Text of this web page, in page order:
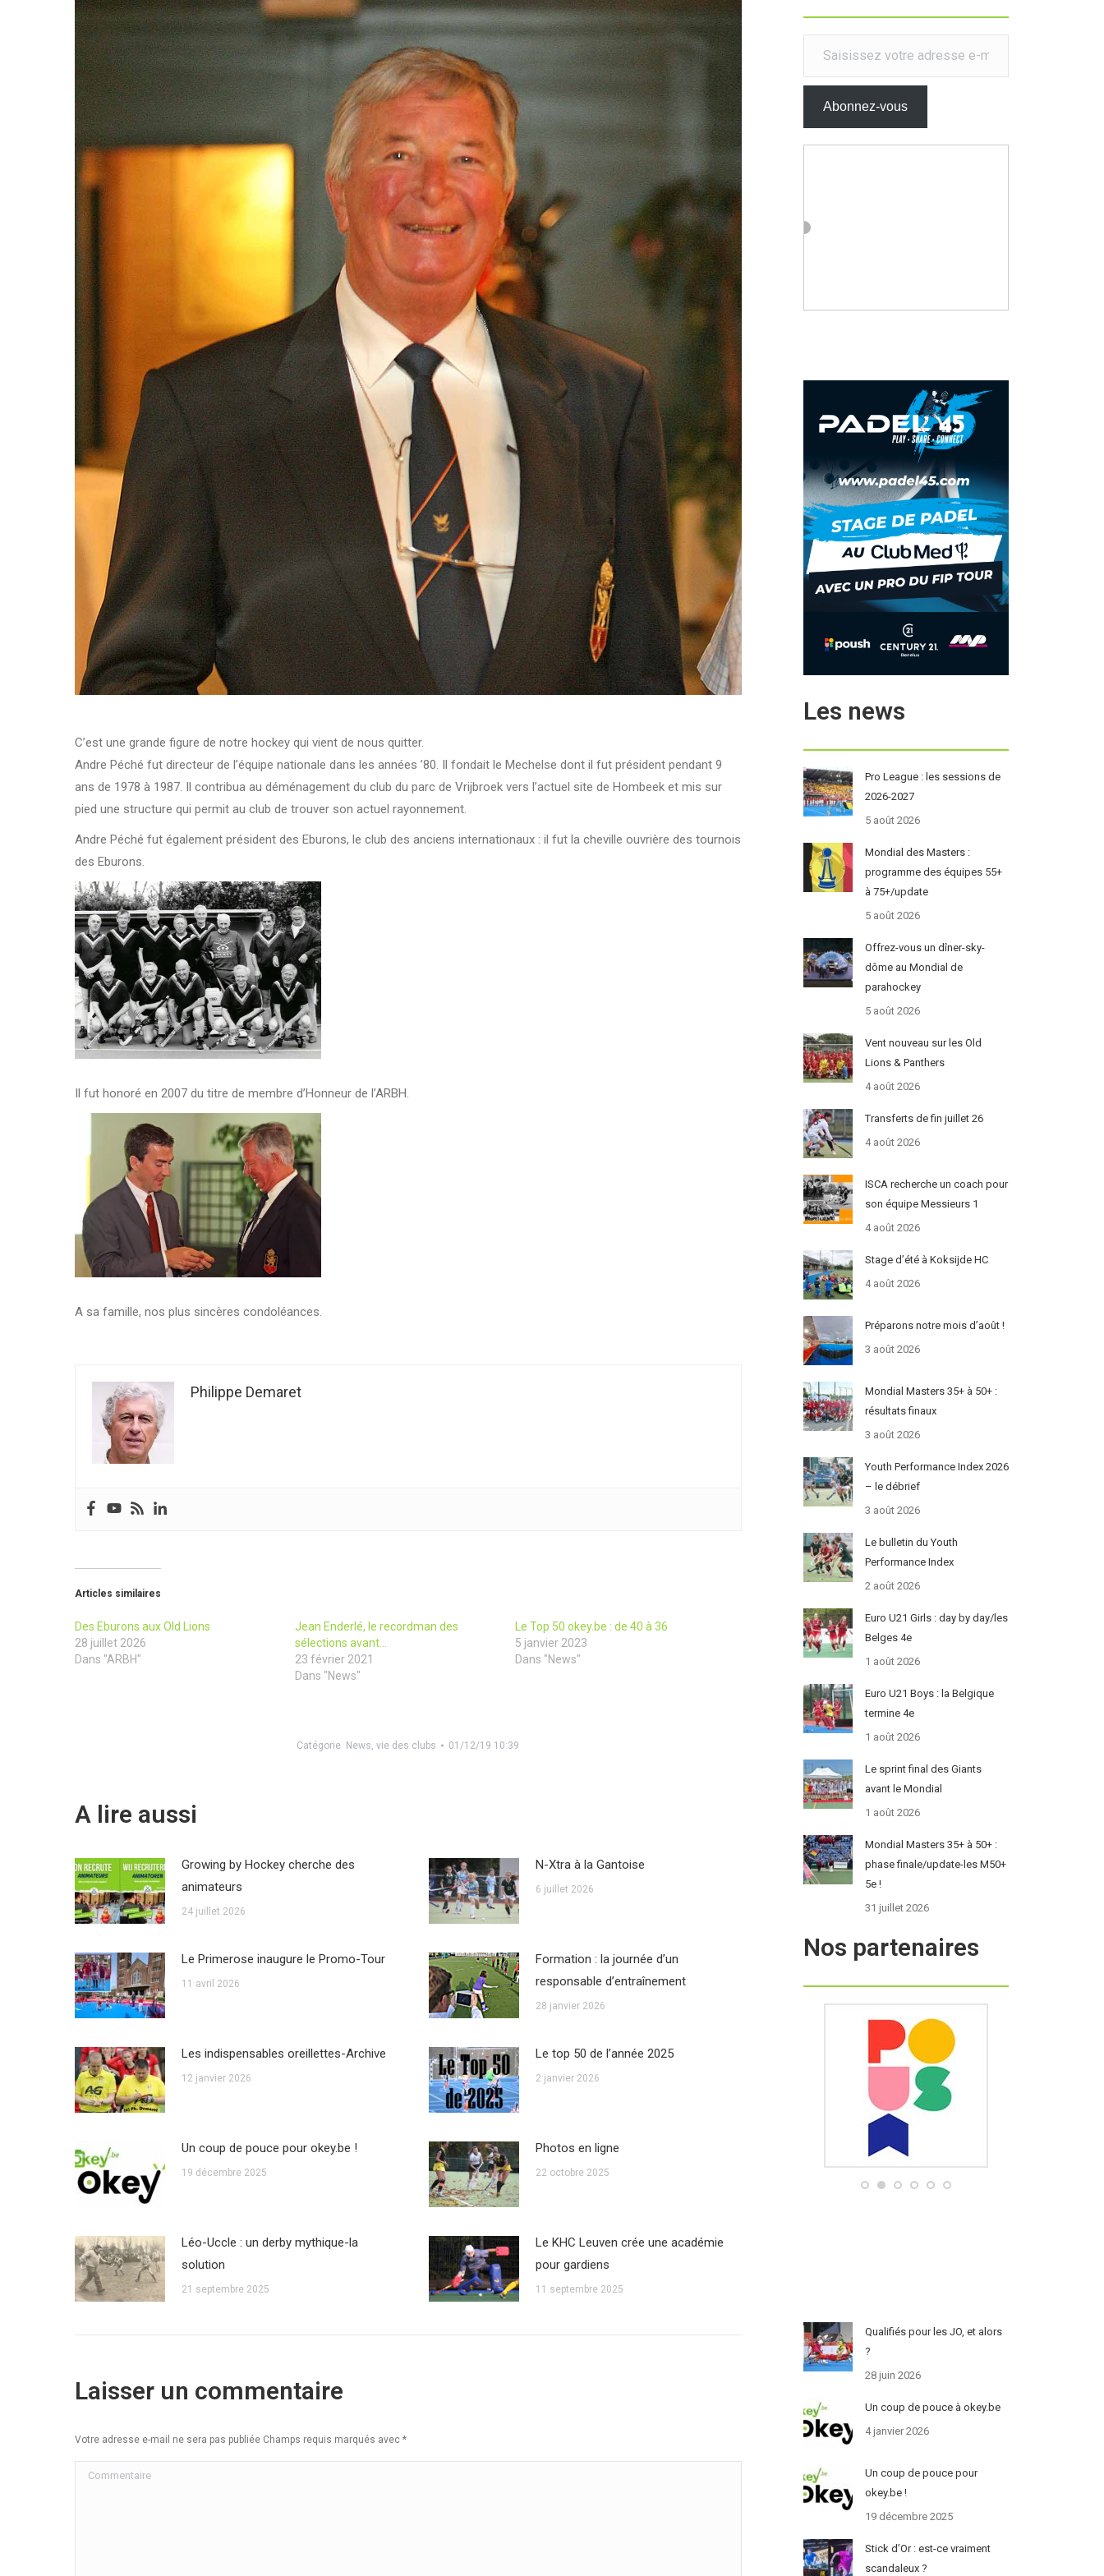
C’est une grande figure de notre hockey qui vient de nous quitter.
Andre Péché fut directeur de l’équipe nationale dans les années ’80. Il fondait le Mechelse dont il fut président pendant 9
ans de 1978 à 1987. Il contribua au déménagement du club du parc de Vrijbroek vers l’actuel site de Hombeek et mis sur
pied une structure qui permit au club de trouver son actuel rayonnement.
Andre Péché fut également président des Eburons, le club des anciens internationaux : il fut la cheville ouvrière des tournois
des Eburons.
Il fut honoré en 2007 du titre de membre d’Honneur de l’ARBH.
A sa famille, nos plus sincères condoléances.
Philippe Demaret
Articles similaires
Des Eburons aux Old Lions
28 juillet 2026
Dans "ARBH"
Jean Enderlé, le recordman des
sélections avant…
23 février 2021
Dans "News"
Le Top 50 okey.be : de 40 à 36
5 janvier 2023
Dans "News"
Catégorie News ,vie des clubs 01/12/19 10:39
A lire aussi
Growing by Hockey cherche des
animateurs
24 juillet 2026
N-Xtra à la Gantoise
6 juillet 2026
Le Primerose inaugure le Promo-Tour
11 avril 2026
Formation : la journée d’un
responsable d’entraînement
28 janvier 2026
Les indispensables oreillettes-Archive
12 janvier 2026
Le top 50 de l’année 2025
2 janvier 2026
Un coup de pouce pour okey.be !
19 décembre 2025
Photos en ligne
22 octobre 2025
Léo-Uccle : un derby mythique-la
solution
21 septembre 2025
Le KHC Leuven crée une académie
pour gardiens
11 septembre 2025
Laisser un commentaire
Votre adresse e-mail ne sera pas publiée Champs requis marqués avec *
Commentaire
Saisissez votre adresse e-mail…
Abonnez-vous
Les news
Pro League : les sessions de
2026-2027
5 août 2026
Mondial des Masters :
programme des équipes 55+
à 75+/update
5 août 2026
Offrez-vous un dîner-sky-
dôme au Mondial de
parahockey
5 août 2026
Vent nouveau sur les Old
Lions & Panthers
4 août 2026
Transferts de fin juillet 26
4 août 2026
ISCA recherche un coach pour
son équipe Messieurs 1
4 août 2026
Stage d’été à Koksijde HC
4 août 2026
Préparons notre mois d’août !
3 août 2026
Mondial Masters 35+ à 50+ :
résultats finaux
3 août 2026
Youth Performance Index 2026
– le débrief
3 août 2026
Le bulletin du Youth
Performance Index
2 août 2026
Euro U21 Girls : day by day/les
Belges 4e
1 août 2026
Euro U21 Boys : la Belgique
termine 4e
1 août 2026
Le sprint final des Giants
avant le Mondial
1 août 2026
Mondial Masters 35+ à 50+ :
phase finale/update-les M50+
5e !
31 juillet 2026
Nos partenaires
Qualifiés pour les JO, et alors
?
28 juin 2026
Un coup de pouce à okey.be
4 janvier 2026
Un coup de pouce pour
okey.be !
19 décembre 2025
Stick d’Or : est-ce vraiment
scandaleux ?